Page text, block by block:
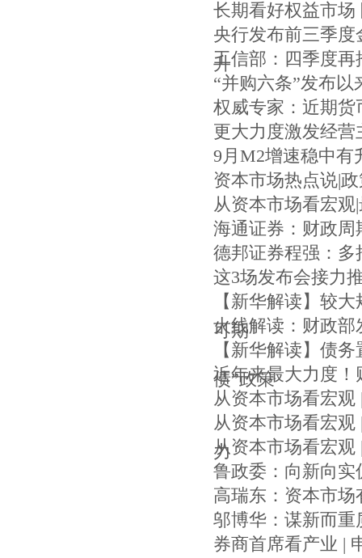
长期看好权益市
央行发布前三季
升
工信部：四季度
“并购六条”发布
权威专家：近期
更大力度激发经
9月M2增速稳中有
资本市场热点说|
从资本市场看宏
海通证券：财政
德邦证券程强：
这3场发布会接力
【新华解读】较
可期
火线解读：财政
【新华解读】债
债”政策
近年来最大力度
从资本市场看宏
从资本市场看宏
力
从资本市场看宏
鲁政委：向新向
高瑞东：资本市
邬博华：谋新而
券商首席看产业 |